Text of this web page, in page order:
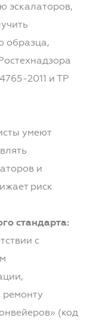
эскалаторов,
образца,
2011 и ТР
умеют
и
риск
стандарта:
с
(код